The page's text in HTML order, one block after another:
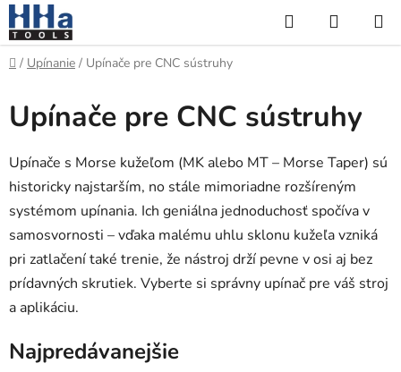
Prejsť
na
obsah
Hľadať
KOŠÍK
Domov
/ Upínanie / Upínače pre CNC sústruhy
Upínače pre CNC sústruhy
Upínače s Morse kužeľom (MK alebo MT – Morse Taper) sú
historicky najstarším, no stále mimoriadne rozšíreným
systémom upínania. Ich geniálna jednoduchosť spočíva v
samosvornosti – vďaka malému uhlu sklonu kužeľa vzniká
pri zatlačení také trenie, že nástroj drží pevne v osi aj bez
prídavných skrutiek. Vyberte si správny upínač pre váš stroj
a aplikáciu.
Najpredávanejšie